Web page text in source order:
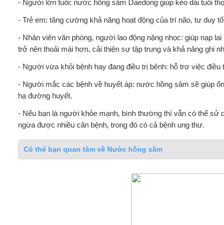
- Người lớn tuổi: nước hồng sâm Daedong giúp kéo dài tuổi
- Trẻ em: tăng cường khả năng hoạt động của trí não, tư duy
- Nhân viên văn phòng, người lao động nặng nhọc: giúp nạp
trở nên thoải mái hơn, cải thiện sự tập trung và khả năng ghi
- Người vừa khỏi bệnh hay đang điều trị bệnh: hỗ trợ việc
- Người mắc các bệnh về huyết áp: nước hồng sâm sẽ giúp
hạ đường huyết.
- Nếu bạn là người khỏe mạnh, bình thường thì vẫn có thể
ngừa được nhiều căn bệnh, trong đó có cả bệnh ung thư.
Có thể bạn quan tâm về Nước hồng sâm